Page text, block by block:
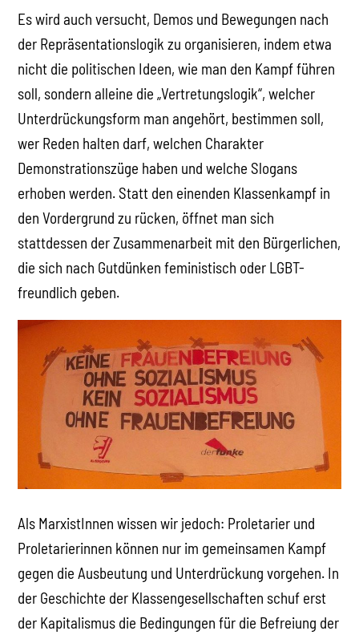
Es wird auch versucht, Demos und Bewegungen nach
der Repräsentationslogik zu organisieren, indem etwa
nicht die politischen Ideen, wie man den Kampf führen
soll, sondern alleine die „Vertretungslogik“, welcher
Unterdrückungsform man angehört, bestimmen soll,
wer Reden halten darf, welchen Charakter
Demonstrationszüge haben und welche Slogans
erhoben werden. Statt den einenden Klassenkampf in
den Vordergrund zu rücken, öffnet man sich
stattdessen der Zusammenarbeit mit den Bürgerlichen,
die sich nach Gutdünken feministisch oder LGBT-
freundlich geben.
Als MarxistInnen wissen wir jedoch: Proletarier und
Proletarierinnen können nur im gemeinsamen Kampf
gegen die Ausbeutung und Unterdrückung vorgehen. In
der Geschichte der Klassengesellschaften schuf erst
der Kapitalismus die Bedingungen für die Befreiung der